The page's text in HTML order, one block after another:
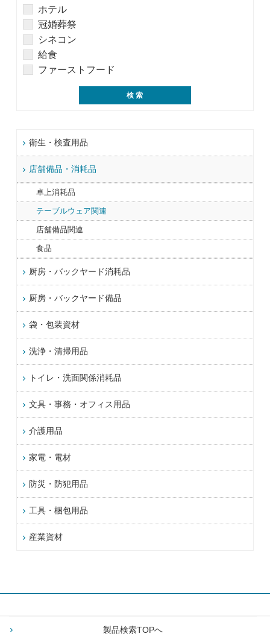
ホテル
冠婚葬祭
シネコン
給食
ファーストフード
衛生・検査用品
店舗備品・消耗品
卓上消耗品
テーブルウェア関連
店舗備品関連
食品
厨房・バックヤード消耗品
厨房・バックヤード備品
袋・包装資材
洗浄・清掃用品
トイレ・洗面関係消耗品
文具・事務・オフィス用品
介護用品
家電・電材
防災・防犯用品
工具・梱包用品
産業資材
製品検索TOPへ